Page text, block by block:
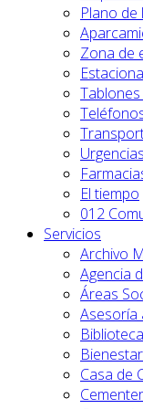
Plano de
Zona de
El tiempo
012
Servicios
Archivo
Agencia
Áreas
Asesoría
Casa de